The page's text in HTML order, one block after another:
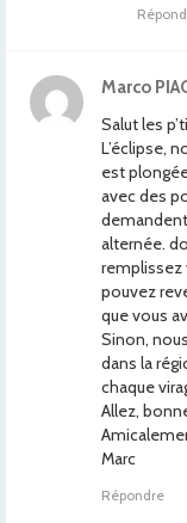
Marco
Salut les
L’éclipse,
est
avec des
alternée.
remplissez
pouvez
que vous
Sinon,
dans la
chaque
Allez,
Marc
Répondre